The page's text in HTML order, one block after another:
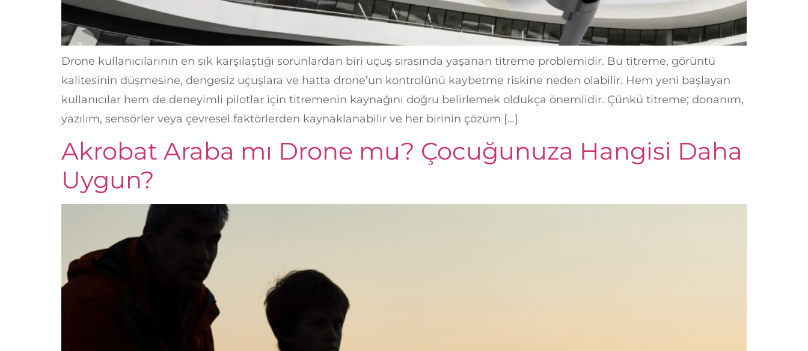
Drone kullanıcılarının en sık karşılaştığı sorunlardan biri uçuş sırasında yaşanan titreme problemidir. Bu titreme, görüntü
kalitesinin düşmesine, dengesiz uçuşlara ve hatta drone’un kontrolünü kaybetme riskine neden olabilir. Hem yeni başlayan
kullanıcılar hem de deneyimli pilotlar için titremenin kaynağını doğru belirlemek oldukça önemlidir. Çünkü titreme; donanım,
yazılım, sensörler veya çevresel faktörlerden kaynaklanabilir ve her birinin çözüm […]
Akrobat Araba mı Drone mu? Çocuğunuza Hangisi Daha
Uygun?